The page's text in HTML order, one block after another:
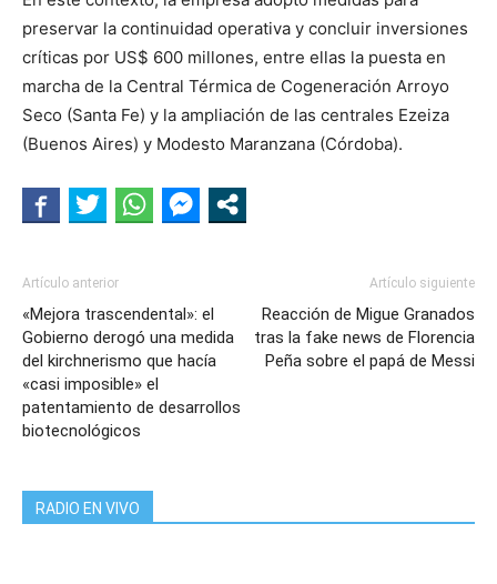
preservar la continuidad operativa y concluir inversiones
críticas por US$ 600 millones, entre ellas la puesta en
marcha de la Central Térmica de Cogeneración Arroyo
Seco (Santa Fe) y la ampliación de las centrales Ezeiza
(Buenos Aires) y Modesto Maranzana (Córdoba).
Artículo anterior
«Mejora trascendental»: el
Gobierno derogó una medida
del kirchnerismo que hacía
«casi imposible» el
patentamiento de desarrollos
biotecnológicos
Artículo siguiente
Reacción de Migue Granados
tras la fake news de Florencia
Peña sobre el papá de Messi
RADIO EN VIVO